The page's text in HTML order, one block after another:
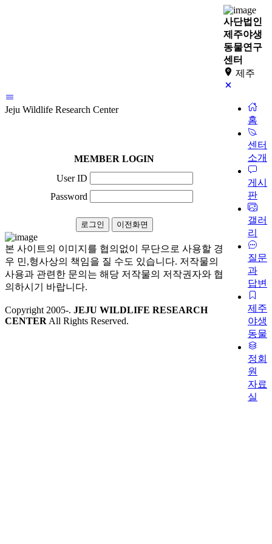
Jeju Wildlife Research Center
MEMBER LOGIN
User ID
Password
본 사이트의 이미지를 협의없이 무단으로 사용할 경
우 민,형사상의 책임을 질 수도 있습니다. 저작물의
사용과 관련한 문의는 해당 저작물의 저작권자와 협
의하시기 바랍니다.
Copyright 2005-. JEJU WILDLIFE RESEARCH
CENTER All Rights Reserved.
사단법인
제주야생
동물연구
센터
제주
홈
센터
소개
게시
판
갤러
리
질문
과
답변
제주
야생
동물
정회
원
자료
실